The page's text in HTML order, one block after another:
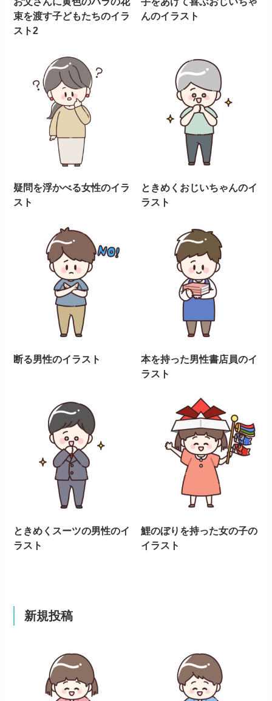
束を渡す子どもたちのイラ
スト2
んのイラスト
疑問を浮かべる女性のイラ
スト
ときめくおじいちゃんのイ
ラスト
断る男性のイラスト
本を持った男性書店員のイ
ラスト
ときめくスーツの男性のイ
ラスト
鯉のぼりを持った女の子の
イラスト
新規投稿